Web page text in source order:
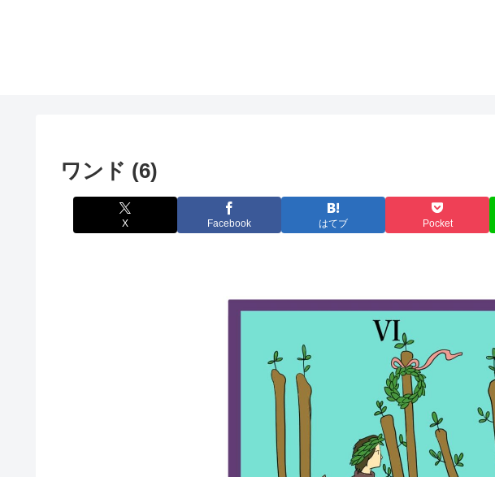
ワンド (6)
X Facebook はてブ Pocket